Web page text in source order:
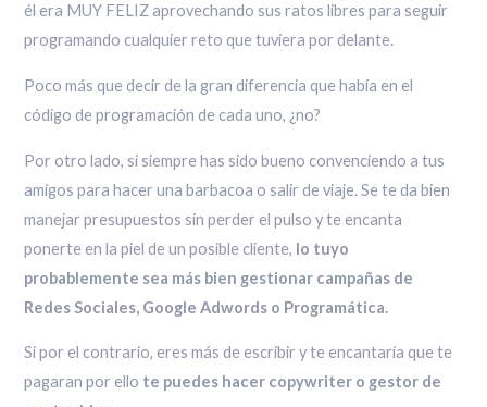
él era MUY FELIZ aprovechando sus ratos libres para seguir
programando cualquier reto que tuviera por delante.
Poco más que decir de la gran diferencia que había en el
código de programación de cada uno, ¿no?
Por otro lado, si siempre has sido bueno convenciendo a tus
amigos para hacer una barbacoa o salir de viaje. Se te da bien
manejar presupuestos sin perder el pulso y te encanta
ponerte en la piel de un posible cliente, lo tuyo
probablemente sea más bien gestionar campañas de
Redes Sociales, Google Adwords o Programática.
Si por el contrario, eres más de escribir y te encantaría que te
pagaran por ello te puedes hacer copywriter o gestor de